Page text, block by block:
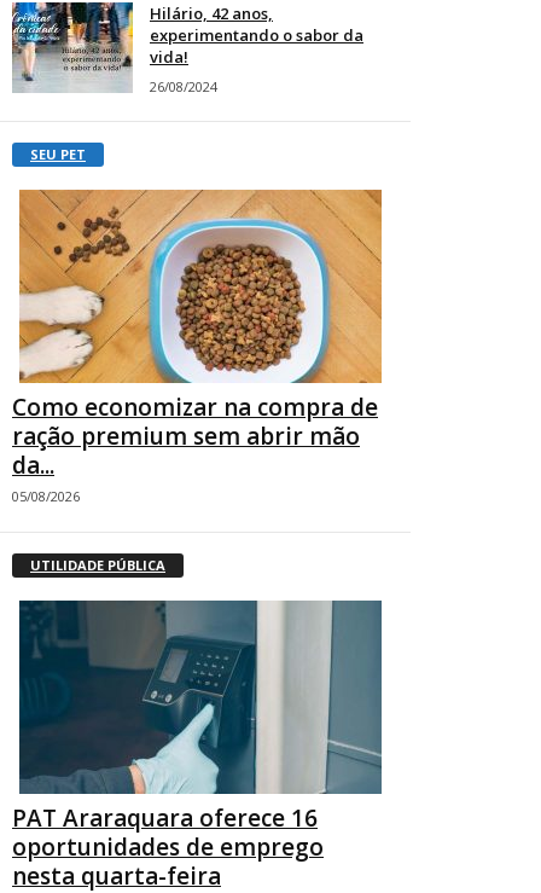
Hilário, 42 anos,
experimentando o sabor da
vida!
26/08/2024
SEU PET
Como economizar na compra de
ração premium sem abrir mão
da...
05/08/2026
UTILIDADE PÚBLICA
PAT Araraquara oferece 16
oportunidades de emprego
nesta quarta-feira